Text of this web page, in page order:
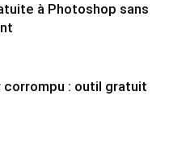
à Photoshop sans
: outil gratuit